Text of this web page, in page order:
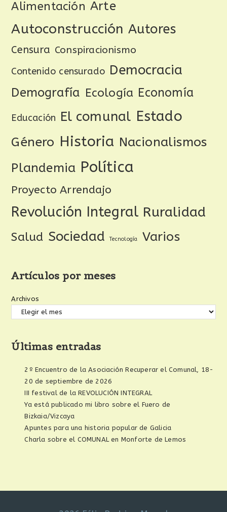
Alimentación Arte
Autoconstrucción Autores
Censura Conspiracionismo
Contenido censurado Democracia
Demografía Ecología Economía
Educación El comunal Estado
Género Historia Nacionalismos
Plandemia Política
Proyecto Arrendajo
Revolución Integral Ruralidad
Salud Sociedad Tecnología Varios
Artículos por meses
Archivos
Últimas entradas
2º Encuentro de la Asociación Recuperar el Comunal, 18-
20 de septiembre de 2026
III festival de la REVOLUCIÓN INTEGRAL
Ya está publicado mi libro sobre el Fuero de
Bizkaia/Vizcaya
Apuntes para una historia popular de Galicia
Charla sobre el COMUNAL en Monforte de Lemos